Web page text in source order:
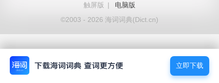
触屏版
|
电脑版
©2003 - 2026 海词词典(Dict.cn)
立即下载
立即下载